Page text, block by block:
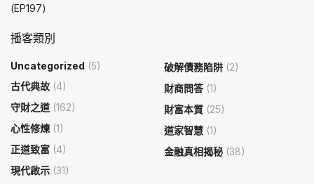
(EP197)
播客類別
Uncategorized (5)
古代典故 (4)
守財之道 (162)
心性修煉 (1)
正道致富 (4)
現代啟示 (31)
破解債務陷阱 (2)
財商問答(1)
財富本質 (25)
道家智慧 (1)
金融真相揭秘 (38)